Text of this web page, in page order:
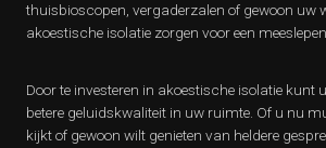
thuisbioscopen, vergaderzalen of gewoon uw
akoestische isolatie zorgen voor een
Door te investeren in akoestische isolatie kunt
betere geluidskwaliteit in uw ruimte. Of u nu
kijkt of gewoon wilt genieten van heldere